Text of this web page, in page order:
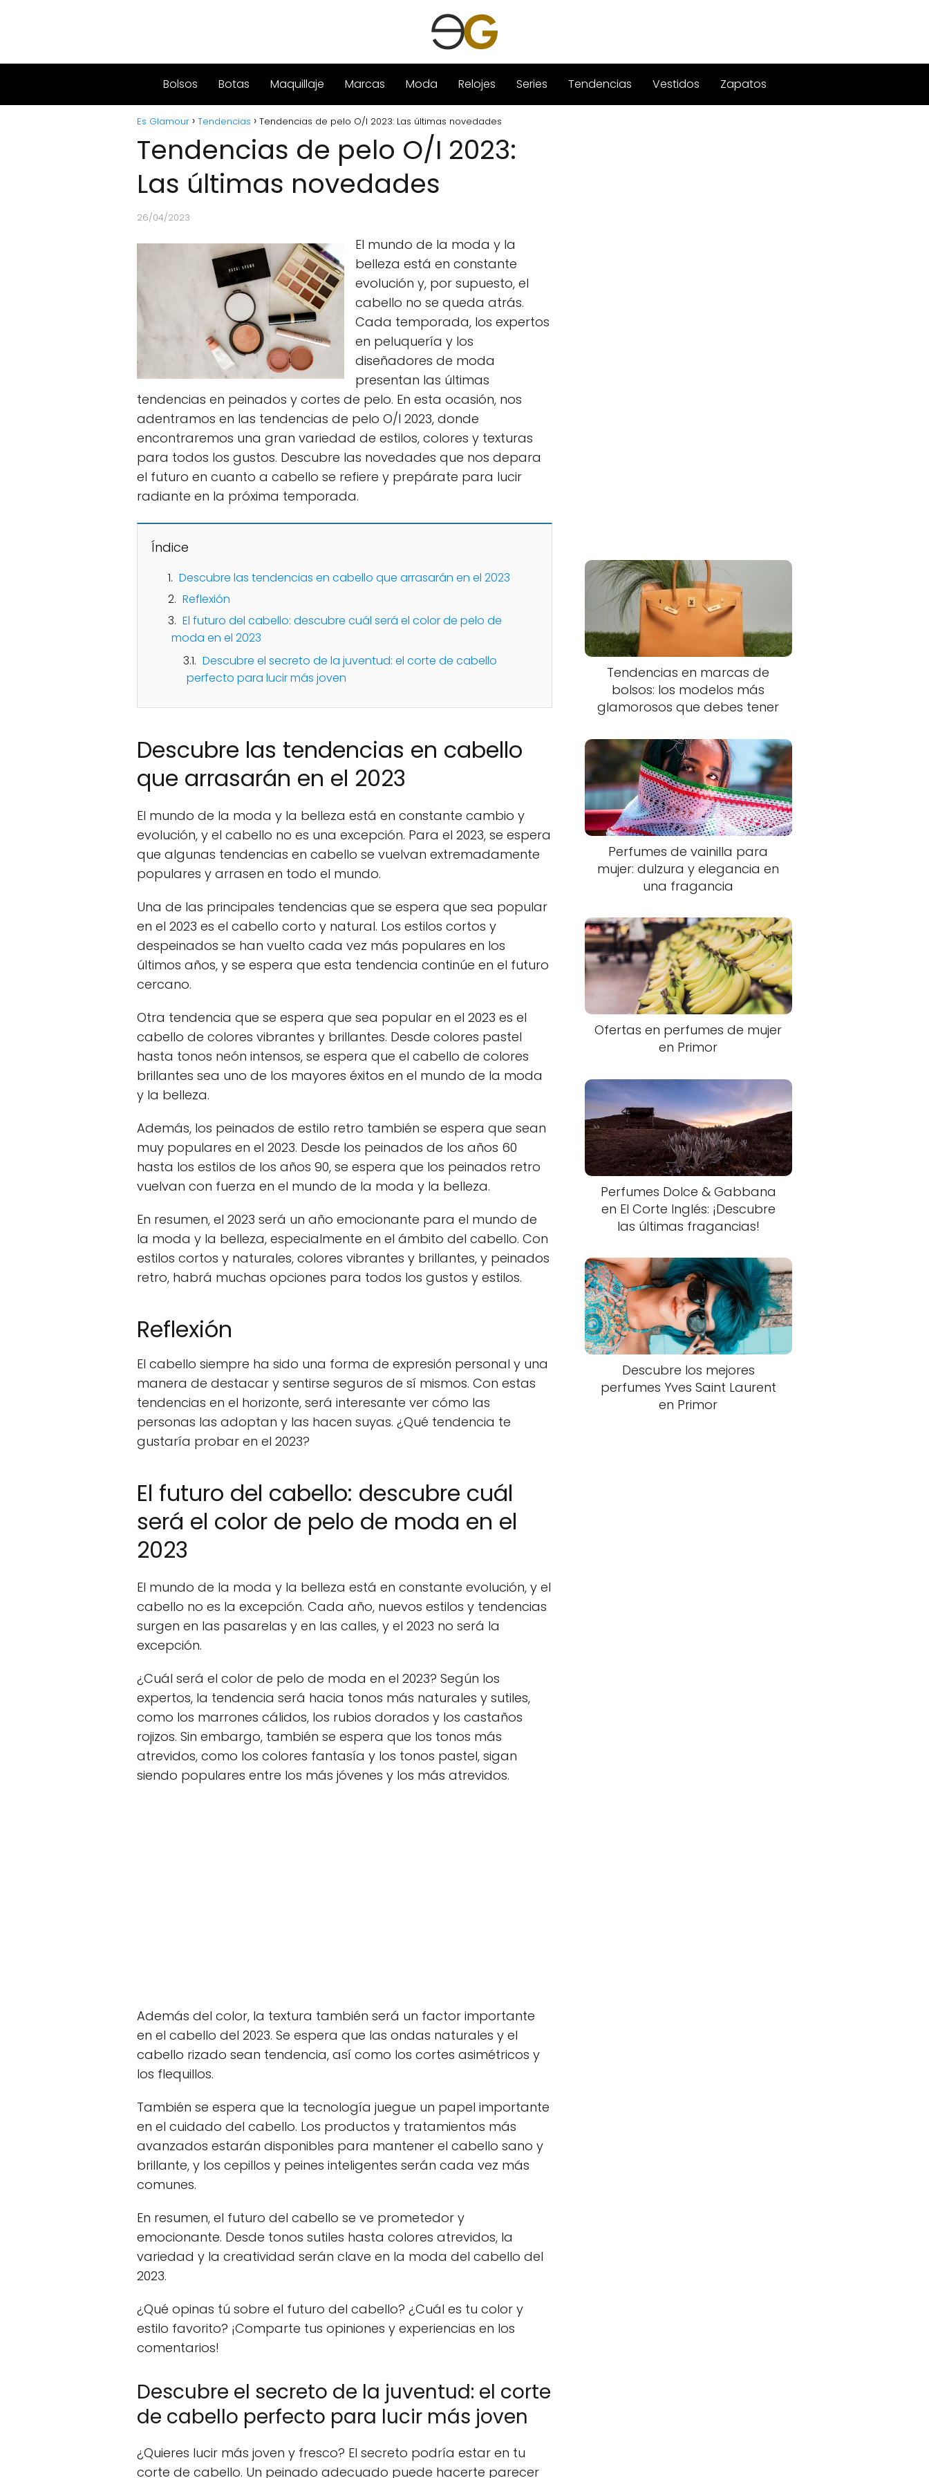
Bolsos Botas Maquillaje Marcas Moda Relojes Series Tendencias Vestidos Zapatos
Es Glamour Tendencias Tendencias de pelo O/I 2023: Las últimas novedades
Tendencias de pelo O/I 2023:
Las últimas novedades
26/04/2023
El mundo de la moda y la
belleza está en constante
evolución y, por supuesto, el
cabello no se queda atrás.
Cada temporada, los expertos
en peluquería y los
diseñadores de moda
presentan las últimas
tendencias en peinados y cortes de pelo. En esta ocasión, nos
adentramos en las tendencias de pelo O/I 2023, donde
encontraremos una gran variedad de estilos, colores y texturas
para todos los gustos. Descubre las novedades que nos depara
el futuro en cuanto a cabello se refiere y prepárate para lucir
radiante en la próxima temporada.
Índice
Descubre las tendencias en cabello que arrasarán en el 2023
Reflexión
El futuro del cabello: descubre cuál será el color de pelo de
moda en el 2023
Descubre el secreto de la juventud: el corte de cabello
perfecto para lucir más joven
Descubre las tendencias en cabello
que arrasarán en el 2023
El mundo de la moda y la belleza está en constante cambio y
evolución, y el cabello no es una excepción. Para el 2023, se espera
que algunas tendencias en cabello se vuelvan extremadamente
populares y arrasen en todo el mundo.
Una de las principales tendencias que se espera que sea popular
en el 2023 es el cabello corto y natural. Los estilos cortos y
despeinados se han vuelto cada vez más populares en los
últimos años, y se espera que esta tendencia continúe en el futuro
cercano.
Otra tendencia que se espera que sea popular en el 2023 es el
cabello de colores vibrantes y brillantes. Desde colores pastel
hasta tonos neón intensos, se espera que el cabello de colores
brillantes sea uno de los mayores éxitos en el mundo de la moda
y la belleza.
Además, los peinados de estilo retro también se espera que sean
muy populares en el 2023. Desde los peinados de los años 60
hasta los estilos de los años 90, se espera que los peinados retro
vuelvan con fuerza en el mundo de la moda y la belleza.
En resumen, el 2023 será un año emocionante para el mundo de
la moda y la belleza, especialmente en el ámbito del cabello. Con
estilos cortos y naturales, colores vibrantes y brillantes, y peinados
retro, habrá muchas opciones para todos los gustos y estilos.
Reflexión
El cabello siempre ha sido una forma de expresión personal y una
manera de destacar y sentirse seguros de sí mismos. Con estas
tendencias en el horizonte, será interesante ver cómo las
personas las adoptan y las hacen suyas. ¿Qué tendencia te
gustaría probar en el 2023?
El futuro del cabello: descubre cuál
será el color de pelo de moda en el
2023
El mundo de la moda y la belleza está en constante evolución, y el
cabello no es la excepción. Cada año, nuevos estilos y tendencias
surgen en las pasarelas y en las calles, y el 2023 no será la
excepción.
¿Cuál será el color de pelo de moda en el 2023? Según los
expertos, la tendencia será hacia tonos más naturales y sutiles,
como los marrones cálidos, los rubios dorados y los castaños
rojizos. Sin embargo, también se espera que los tonos más
atrevidos, como los colores fantasía y los tonos pastel, sigan
siendo populares entre los más jóvenes y los más atrevidos.
Además del color, la textura también será un factor importante
en el cabello del 2023. Se espera que las ondas naturales y el
cabello rizado sean tendencia, así como los cortes asimétricos y
los flequillos.
También se espera que la tecnología juegue un papel importante
en el cuidado del cabello. Los productos y tratamientos más
avanzados estarán disponibles para mantener el cabello sano y
brillante, y los cepillos y peines inteligentes serán cada vez más
comunes.
En resumen, el futuro del cabello se ve prometedor y
emocionante. Desde tonos sutiles hasta colores atrevidos, la
variedad y la creatividad serán clave en la moda del cabello del
2023.
¿Qué opinas tú sobre el futuro del cabello? ¿Cuál es tu color y
estilo favorito? ¡Comparte tus opiniones y experiencias en los
comentarios!
Descubre el secreto de la juventud: el corte
de cabello perfecto para lucir más joven
¿Quieres lucir más joven y fresco? El secreto podría estar en tu
corte de cabello. Un peinado adecuado puede hacerte parecer
Tendencias en marcas de
bolsos: los modelos más
glamorosos que debes tener
Perfumes de vainilla para
mujer: dulzura y elegancia en
una fragancia
Ofertas en perfumes de mujer
en Primor
Perfumes Dolce & Gabbana
en El Corte Inglés: ¡Descubre
las últimas fragancias!
Descubre los mejores
perfumes Yves Saint Laurent
en Primor